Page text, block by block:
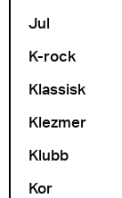
Jul
K-rock
Klassisk
Klezmer
Klubb
Kor